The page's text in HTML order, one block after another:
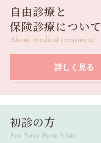
自由診療と
保険診療について
About medical treatment
詳しく見る
初診の方
For Your First Visit